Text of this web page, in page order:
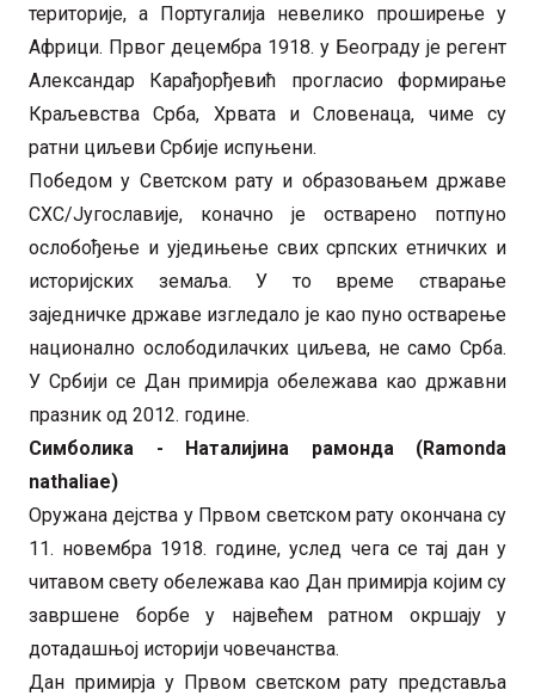
територије, а Португалија невелико проширење у
Африци. Првог децембра 1918. у Београду је регент
Александар Карађорђевић прогласио формирање
Краљевства Срба, Хрвата и Словенаца, чиме су
ратни циљеви Србије испуњени.
Победом у Светском рату и образовањем државе
СХС/Југославије, коначно је остварено потпуно
ослобођење и уједињење свих српских етничких и
историјских земаља. У то време стварање
заједничке државе изгледало је као пуно остварење
национално ослободилачких циљева, не само Срба.
У Србији се Дан примирја обележава као државни
празник од 2012. године.
Симболика - Наталијина рамонда (Ramonda
nathaliae)
Оружана дејства у Првом светском рату окончана су
11. новембра 1918. године, услед чега се тај дан у
читавом свету обележава као Дан примирја којим су
завршене борбе у највећем ратном окршају у
дотадашњој историји човечанства.
Дан примирја у Првом светском рату представља